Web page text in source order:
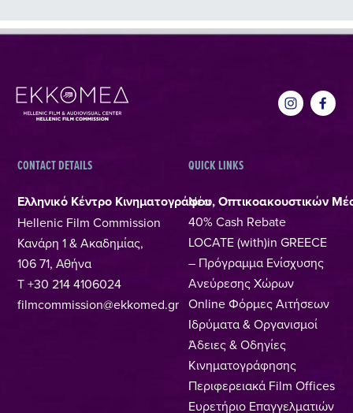
CONTACT DETAILS
Ελληνικό Κέντρο Κινηματογράφου, Οπτικοακουστικών
Hellenic Film Commission
Κανάρη 1 & Ακαδημίας,
106 71, Αθήνα
T +30 214 4106024
filmcommission@ekkomed.gr
QUICK LINKS
Νέα
40% Cash Rebate
LOCATE (with)in GREECE
– Πρόγραμμα Ενίσχυσης
Ανεύρεσης Χώρων
Online Φόρμες Αιτήσεων
Ιδρύματα & Οργανισμοί
Άδειες & Οδηγίες
Κινηματογράφησης
Περιφερειακά Film Offices
Ευρετήριο Επαγγελματιών